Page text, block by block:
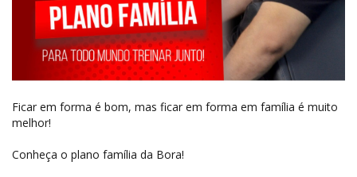
Ficar em forma é bom, mas ficar em forma em família é muito
melhor!
Conheça o plano família da Bora!